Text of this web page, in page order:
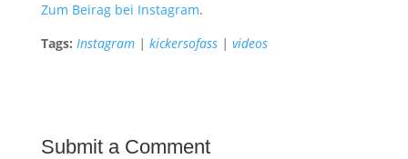
Zum Beirag bei Instagram.
Tags: Instagram| kickersofass| videos
Submit a Comment